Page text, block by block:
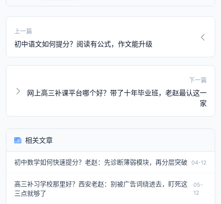
上一篇
初中语文如何提分？阅读有公式，作文能升级
下一篇
网上高三补课平台哪个好？带了十年毕业班，老赵最认这一
家
相关文章
初中数学如何快速提分？老赵：先诊断薄弱模块，再分层突破 04-12
高三补习学校那里好？西安老赵：别被广告词绕进去，盯死这
三点就够了
05-
12